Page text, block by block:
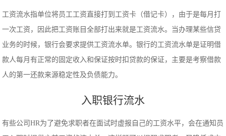
工资流水指单位将员工工资直接打到工资卡（借记卡），由于是每月打
一次工资，因此把工资账目全部打出来就是工资流水。当办理某些信贷
业务的时候，银行会要求提供工资流水单。银行的工资流水单是证明借
款人每月有正常的固定收入和保证按时扣贷款的保证，主要是考察借款
人的第一还款来源稳定性及负债能力。
入职银行流水
有些公司HR为了避免求职者在面试时虚报自己的工资水平，会在通知员